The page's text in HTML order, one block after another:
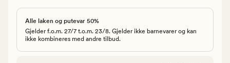
Alle laken og putevar 50%
Gjelder f.o.m. 27/7 t.o.m. 23/8. Gjelder ikke barnevarer og kan
ikke kombineres med andre tilbud.